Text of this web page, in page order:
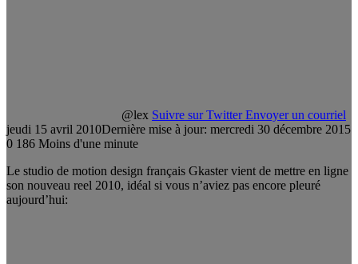
@lex Suivre sur Twitter Envoyer un courriel
jeudi 15 avril 2010Dernière mise à jour: mercredi 30 décembre 2015
0 186 Moins d'une minute
Le studio de motion design français Gkaster vient de mettre en ligne
son nouveau reel 2010, idéal si vous n’aviez pas encore pleuré
aujourd’hui: